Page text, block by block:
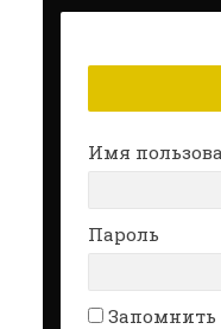
Имя
Пароль
Запомнить